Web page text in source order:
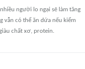
người lo ngại sẽ làm tăng
vẫn có thể ăn dứa nếu kiểm
chất xơ, protein.